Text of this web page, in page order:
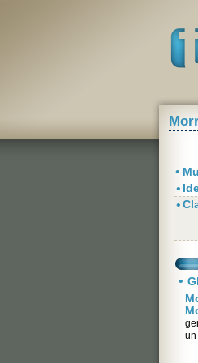
•
•
•
•
un